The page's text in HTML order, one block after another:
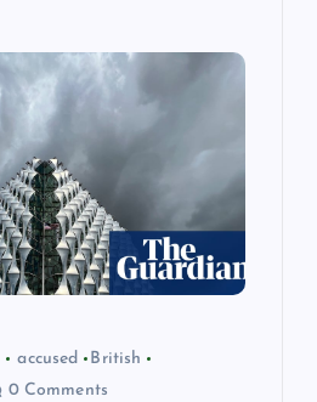
accused
British
0 Comments